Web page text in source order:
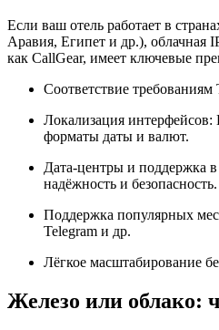
Если ваш отель работает в
Аравия, Египет и др.), облачная
как CallGear, имеет ключевые
Соответствие
Локализация
форматы даты и валют.
Дата-центры и поддержка в
надёжность и безопасность.
Поддержка популярных
Telegram и др.
Лёгкое масштабирование
Железо или облако: